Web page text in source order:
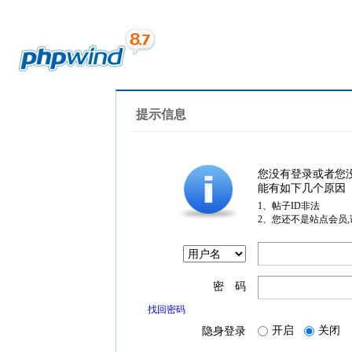
提示信息
您没有登录或者您
能有如下几个原因
1、帖子ID非法
2、您还不是站点会员
密 码
找回密码
隐身登录 开启 关闭